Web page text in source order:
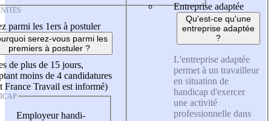
parmi les 1ers à postuler
serez-vous parmi les
premiers à postuler ?
de plus de 15 jours,
moins de 4 candidatures
France Travail est informé)
Employeur handi-
Entreprise adaptée
Qu'est-ce qu'une
entreprise adaptée
?
L'entreprise adaptée
permet à un travailleur
en situation de
handicap d'exercer
une activité
professionnelle dans